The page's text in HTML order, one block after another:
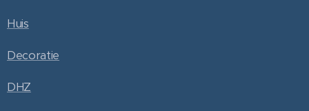
Huis
Decoratie
DHZ